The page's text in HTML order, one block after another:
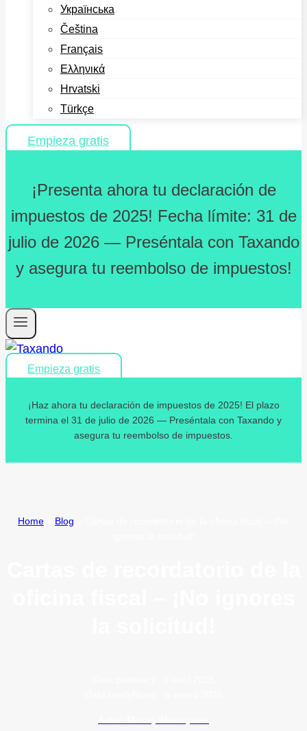
Українська
Čeština
Français
Ελληνικά
Hrvatski
Türkçe
Empieza gratis
¡Presenta ahora tu declaración de
impuestos de 2025! Fecha límite: 31 de
julio de 2026 — Preséntala con Taxando
y asegura tu reembolso de impuestos!
Empieza gratis
¡Haz ahora tu declaración de impuestos de 2025! El plazo
termina el 31 de julio de 2026 — Preséntala con Taxando y
asegura tu reembolso de impuestos.
Home Blog